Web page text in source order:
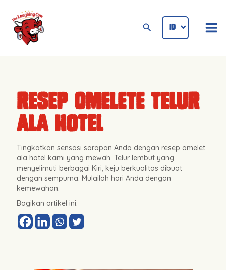
konten
Cari ID
ENG
Resep Omelete Telur
Ala Hotel
Tingkatkan sensasi sarapan Anda dengan resep omelet
ala hotel kami yang mewah. Telur lembut yang
menyelimuti berbagai Kiri, keju berkualitas dibuat
dengan sempurna. Mulailah hari Anda dengan
kemewahan.
Bagikan artikel ini: